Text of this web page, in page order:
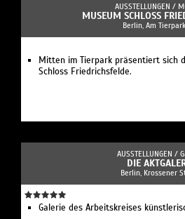
AUSSTELLUNGEN /
MUSEUM SCHLOSS
Berlin, Am
Mitten im Tierpark präsentiert sich
Schloss Friedrichsfelde.
AUSSTELLUNGEN /
DIE
Berlin, Krossener
Galerie des Arbeitskreises